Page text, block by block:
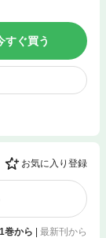
すぐ買う
お気に入り登録
1巻から | 最新刊から